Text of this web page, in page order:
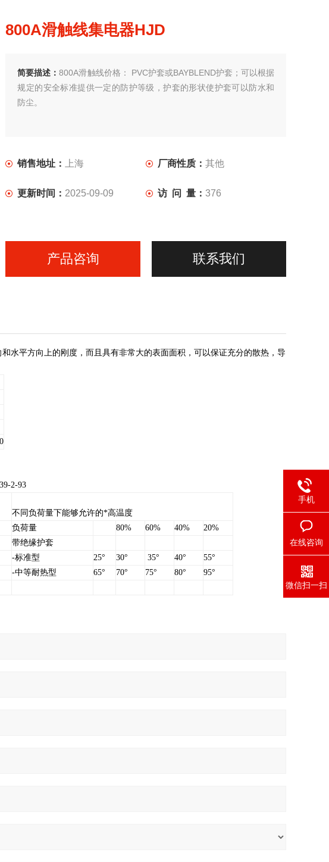
800A滑触线集电器HJD
简要描述：800A滑触线价格： PVC护套或BAYBLEND护套；可以根据
规定的安全标准提供一定的防护等级，护套的形状使护套可以防水和
防尘。
销售地址： 上海 厂商性质：其他
更新时间： 2025-09-09 访 问 量：376
产品咨询 联系我们
水平方向上的刚度，而且具有非常大的表面面积，可以保证充分的散热，导
2-93
不同负荷量下能够允许的*高温度
负荷量 80% 60% 40%
20%
带绝缘护套
-标准型 25° 30° 35° 40°
55°
-中等耐热型 65° 70° 75° 80°
95°
手机
在线咨询
微信扫一扫